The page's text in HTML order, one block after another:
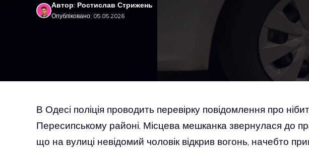
Автор: Ростислав Стрижень
Опубліковано: 05.05.2026
В Одесі поліція проводить перевірку повідомлення про
Пересипському районі. Місцева мешканка звернулася до
що на вулиці невідомий чоловік відкрив вогонь, начебто